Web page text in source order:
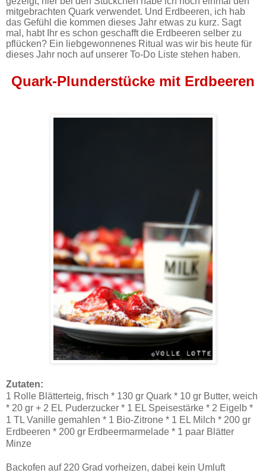
mitgebrachten Quark verwendet. Und Erdbeeren, ich hab
das Gefühl die kommen dieses Jahr etwas zu kurz. Sagt
mal, habt Ihr es schon geschafft die Erdbeeren selber zu
pflücken? Ein liebgewonnenes Ritual was wir bis heute für
dieses Jahr noch auf unserer To-Do Liste stehen haben.
Quark-Plunderstücke mit Erdbeeren
Zutaten:
1 Rolle Blätterteig, frisch * 130 gr Quark * 10 gr Butter, weich
* 20 gr + 2 EL Puderzucker * 1 EL Speisestärke * 2 Eigelb *
1 TL Vanille gemahlen * 1 Bio-Zitrone * 1 EL Milch * 200 gr
Erdbeeren * 200 gr Erdbeermarmelade * 1 paar Blätter
Minze
Backofen auf 220 Grad vorheizen, dabei kein Umluft